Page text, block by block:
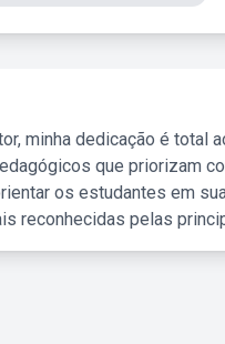
minha dedicação é total
que priorizam
os estudantes em
reconhecidas pelas